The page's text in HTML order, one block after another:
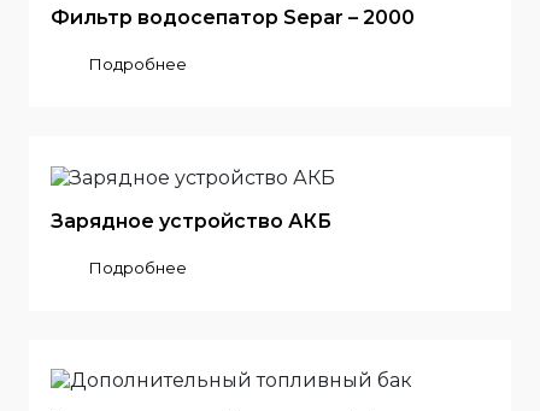
Фильтр водосепатор Separ – 2000
Подробнее
Зарядное устройство АКБ
Подробнее